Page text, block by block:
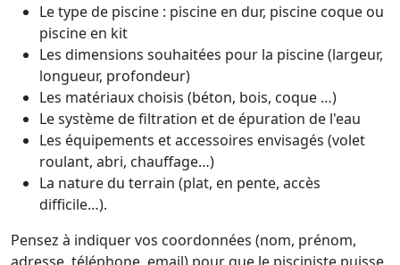
Le type de piscine : piscine en dur, piscine coque ou
piscine en kit
Les dimensions souhaitées pour la piscine (largeur,
longueur, profondeur)
Les matériaux choisis (béton, bois, coque …)
Le système de filtration et de épuration de l'eau
Les équipements et accessoires envisagés (volet
roulant, abri, chauffage…)
La nature du terrain (plat, en pente, accès
difficile…).
Pensez à indiquer vos coordonnées (nom, prénom,